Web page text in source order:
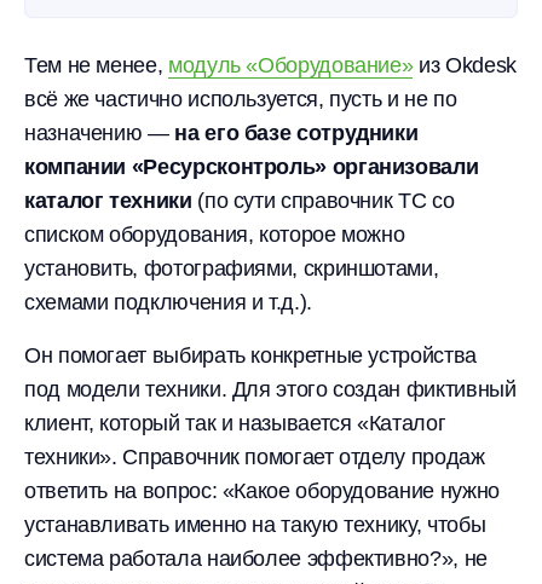
Тем не менее, модуль «Оборудование»из Okdesk
всё же частично используется, пусть и не по
назначению — на его базе сотрудники
компании «Ресурсконтроль» организовали
каталог техники (по сути справочник ТС со
списком оборудования, которое можно
установить, фотографиями, скриншотами,
схемами подключения и т.д.).
Он помогает выбирать конкретные устройства
под модели техники. Для этого создан фиктивный
клиент, который так и называется «Каталог
техники». Справочник помогает отделу продаж
ответить на вопрос: «Какое оборудование нужно
устанавливать именно на такую технику, чтобы
система работала наиболее эффективно?», не